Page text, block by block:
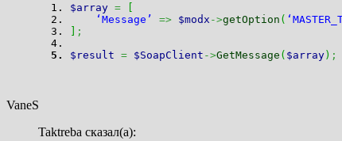
$array =
‘Message’
=> $modx ->getOption (
;
$result = $SoapClient ->GetMessage ( $array ) ;
VaneS
Taktreba сказал(а):